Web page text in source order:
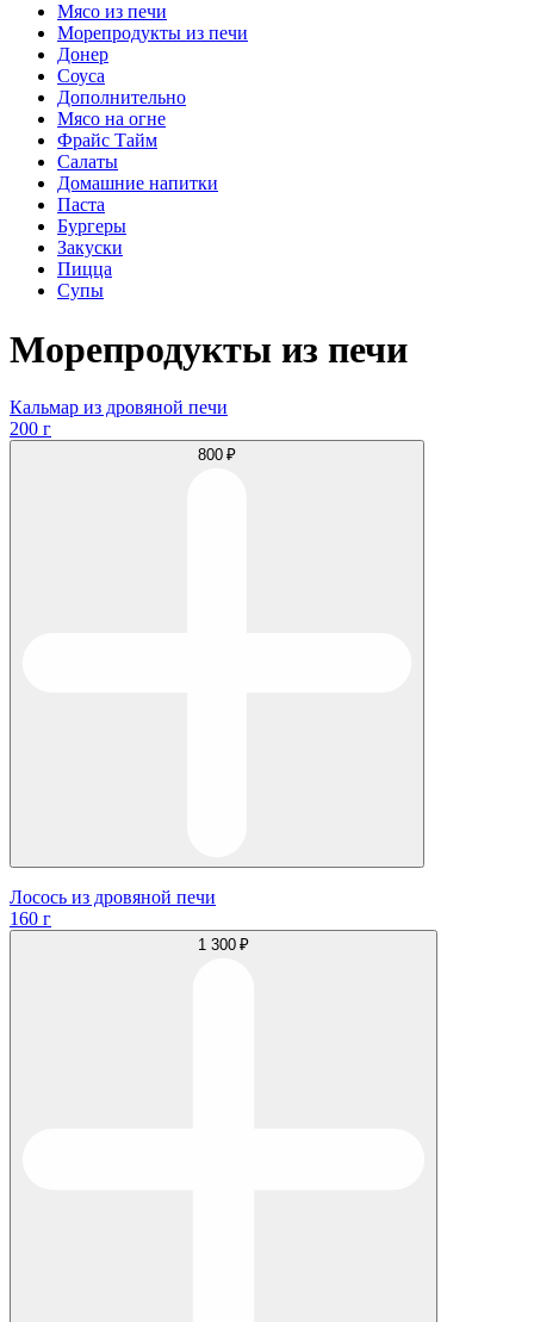
Мясо из печи
Морепродукты из печи
Донер
Соуса
Дополнительно
Мясо на огне
Фрайс Тайм
Салаты
Домашние напитки
Паста
Бургеры
Закуски
Пицца
Супы
Морепродукты из печи
Кальмар из дровяной печи
200 г
800 ₽
Лосось из дровяной печи
160 г
1 300 ₽